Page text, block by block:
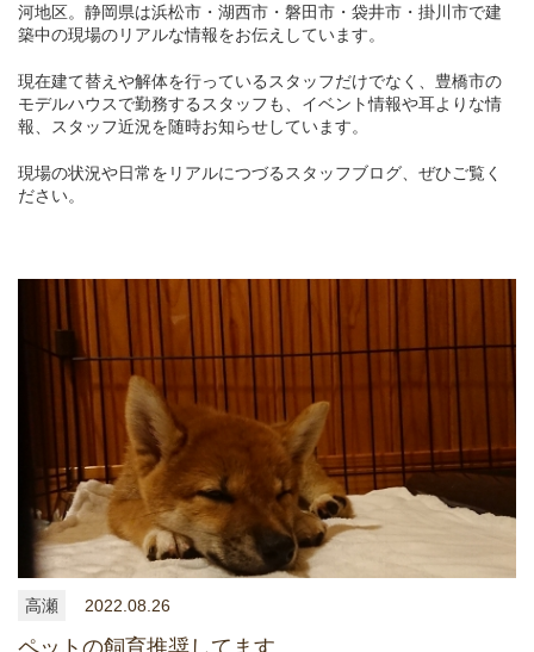
河地区。静岡県は浜松市・湖西市・磐田市・袋井市・掛川市で建
築中の現場のリアルな情報をお伝えしています。
現在建て替えや解体を行っているスタッフだけでなく、豊橋市の
モデルハウスで勤務するスタッフも、イベント情報や耳よりな情
報、スタッフ近況を随時お知らせしています。
現場の状況や日常をリアルにつづるスタッフブログ、ぜひご覧く
ださい。
高瀬 2022.08.26
ペットの飼育推奨してます